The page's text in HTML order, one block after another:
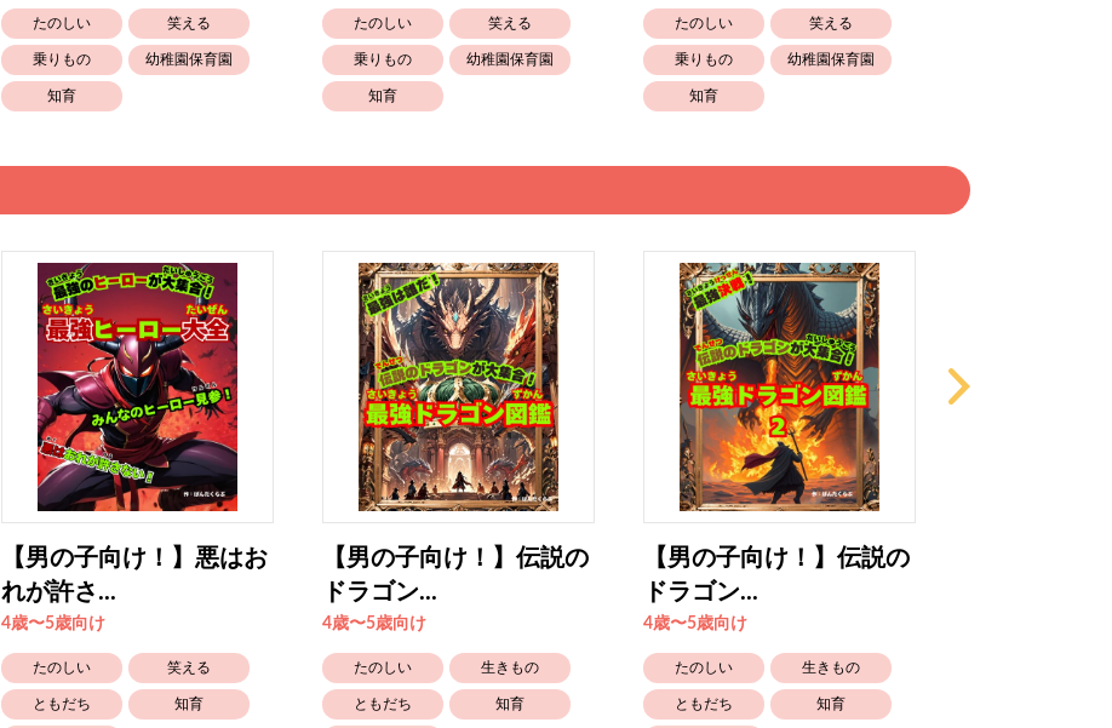
たのしい 笑える
乗りもの 幼稚園保育園
知育
たのしい 笑える
乗りもの 幼稚園保育園
知育
たのしい 笑える
乗りもの 幼稚園保育園
知育
【男の子向け！】悪はお
れが許さ...
4歳〜5歳向け
たのしい 笑える
ともだち 知育
【男の子向け！】伝説の
ドラゴン...
4歳〜5歳向け
たのしい 生きもの
ともだち 知育
【男の子向け！】伝説の
ドラゴン...
4歳〜5歳向け
たのしい 生きもの
ともだち 知育